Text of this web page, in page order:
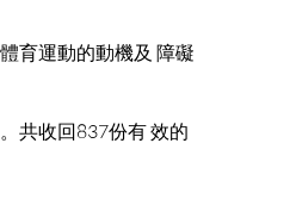
育運動的動機及 障礙
共收回837份有 效的